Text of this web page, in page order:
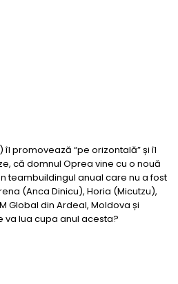
promovează “pe orizontală” și îl
că domnul Oprea vine cu o nouă
teambuildingul anual care nu a fost
(Anca Dinicu), Horia (Micutzu),
Global din Ardeal, Moldova și
va lua cupa anul acesta?